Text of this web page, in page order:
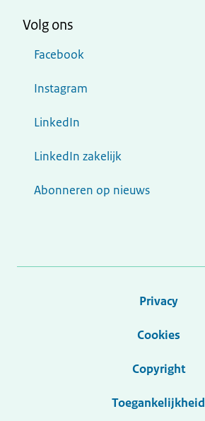
Volg ons
Facebook
Instagram
LinkedIn
LinkedIn zakelijk
Abonneren op nieuws
Privacy
Cookies
Copyright
Toegankelijkheid